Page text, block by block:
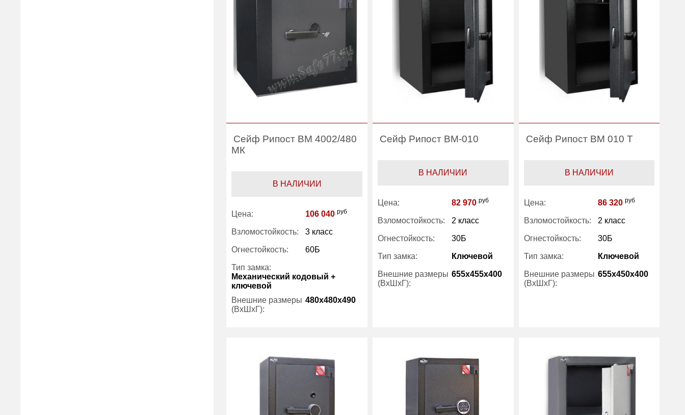
1 год
Рипост
Сейф Рипост ВМ 4002/480
МК
В НАЛИЧИИ
Цена: 106 040 руб
Взломостойкость: 3 класс
Огнестойкость: 60Б
Тип замка:
Механический кодовый +
ключевой
Внешние размеры
(ВхШхГ):
480x480x490
160
41.40
1 год
Сейф Рипост ВМ-010
В НАЛИЧИИ
Цена: 82 970 руб
Взломостойкость: 2 класс
Огнестойкость: 30Б
Тип замка: Ключевой
Внешние размеры
(ВхШхГ):
655x455x400
Сейф Рипост ВМ 010 Т
В НАЛИЧИИ
Цена: 86 320 руб
Взломостойкость: 2 класс
Огнестойкость: 30Б
Тип замка: Ключевой
Внешние размеры
(ВхШхГ):
655x450x400